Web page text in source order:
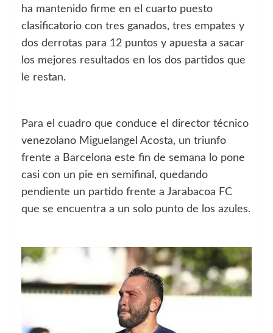
ha mantenido firme en el cuarto puesto
clasificatorio con tres ganados, tres empates y
dos derrotas para 12 puntos y apuesta a sacar
los mejores resultados en los dos partidos que
le restan.
Para el cuadro que conduce el director técnico
venezolano Miguelangel Acosta, un triunfo
frente a Barcelona este fin de semana lo pone
casi con un pie en semifinal, quedando
pendiente un partido frente a Jarabacoa FC
que se encuentra a un solo punto de los azules.